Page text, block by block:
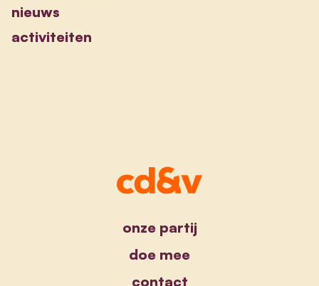
nieuws
activiteiten
onze partij
doe mee
contact